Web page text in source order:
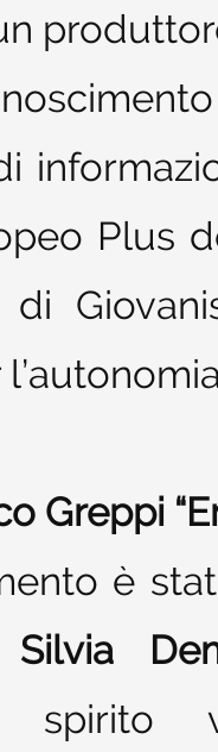
Plus
di
Greppi
è
Silvia